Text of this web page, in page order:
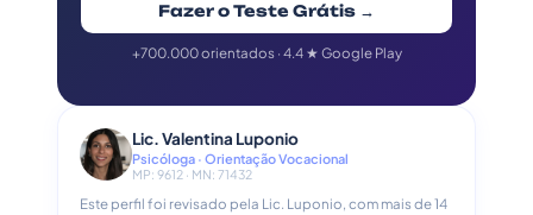
Fazer o Teste Grátis →
+700.000 orientados · 4.4 ★ Google Play
Lic. Valentina Luponio
Psicóloga · Orientação Vocacional
MP: 9612 · MN: 71432
Este perfil foi revisado pela Lic. Luponio, com mais de 14